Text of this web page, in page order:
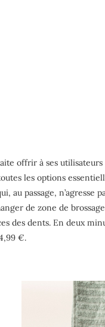
offrir à ses
les options
au passage, n’agresse
de zone de
des dents. En deux
€.